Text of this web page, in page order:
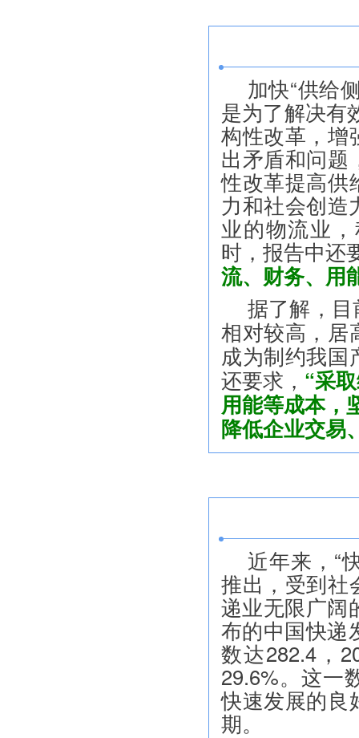
加快“供给
是为了解决有
构性改革，增
出矛盾和问题
性改革提高供
力和社会创造
业的物流业
时，报告中还
流、财务、用
据了解，
相对较高，居
成为制约我国
还要求， “采
用能等成本，
降低企业交易
近年来，“
推出，受到社
递业无限广阔
布的中国快递
数达282.4，
29.6%。这一
快速发展的良
期。